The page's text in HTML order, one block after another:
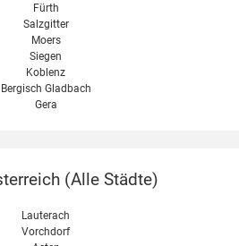
Fürth
Salzgitter
Moers
Siegen
Koblenz
Bergisch Gladbach
Gera
(Alle Städte)
Lauterach
Vorchdorf